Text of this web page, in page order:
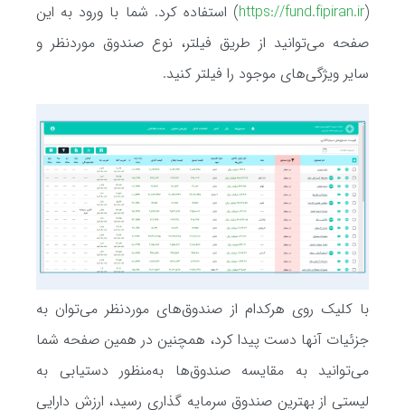
(
https://fund.fipiran.ir) استفاده کرد. شما با ورود به این
صفحه می‌توانید از طریق فیلتر، نوع صندوق موردنظر و
سایر ویژگی‌های موجود را فیلتر کنید.
با کلیک روی هرکدام از صندوق‌های موردنظر می‌توان به
جزئیات آنها دست پیدا کرد، همچنین در همین صفحه شما
می‌توانید به مقایسه صندوق‌ها به‌منظور دستیابی به
لیستی از بهترین صندوق سرمایه گذاری رسید، ارزش دارایی